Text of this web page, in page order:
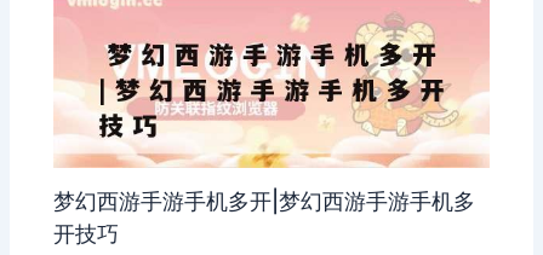
梦幻西游手游手机多开|梦幻西游手游手机多
开技巧